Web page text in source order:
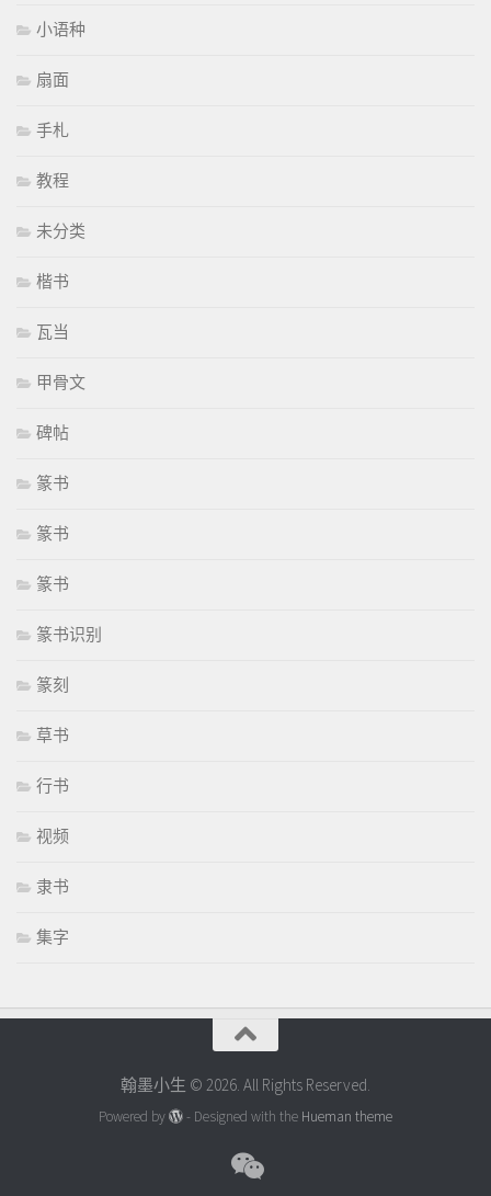
小语种
扇面
手札
教程
未分类
楷书
瓦当
甲骨文
碑帖
篆书
篆书
篆书
篆书识别
篆刻
草书
行书
视频
隶书
集字
翰墨小生 © 2026. All Rights Reserved.
Powered by - Designed with the Hueman theme